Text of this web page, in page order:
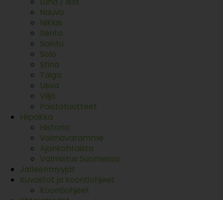
Nauvo
Niklas
Sento
Sointu
Solo
Stina
Taiga
Usva
Vilja
Poistotuotteet
Hiipakka
Historia
Voimavaramme
Ajankohtaista
Valmistus Suomessa
Jälleenmyyjät
Kuvastot ja koontiohjeet
Koontiohjeet